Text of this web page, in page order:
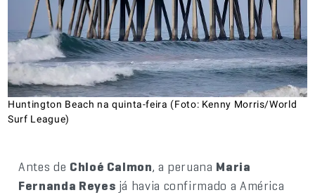
Huntington Beach na quinta-feira (Foto: Kenny Morris/World
Surf League)
Antes de Chloé Calmon, a peruana Maria
Fernanda Reyes já havia confirmado a América